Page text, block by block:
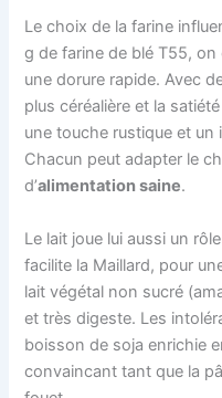
Le choix de la farine
g de farine de blé T55,
une dorure rapide. Avec
plus céréalière et la
une touche rustique et un
Chacun peut adapter le
d’alimentation saine.
Le lait joue lui aussi un
facilite la Maillard, pour
lait végétal non sucré
et très digeste. Les
boisson de soja enrichie
convaincant tant que la